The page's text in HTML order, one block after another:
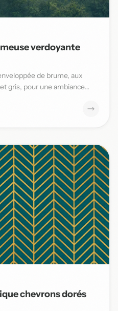
verdoyante
de brume, aux
gris, pour une ambiance
chevrons dorés